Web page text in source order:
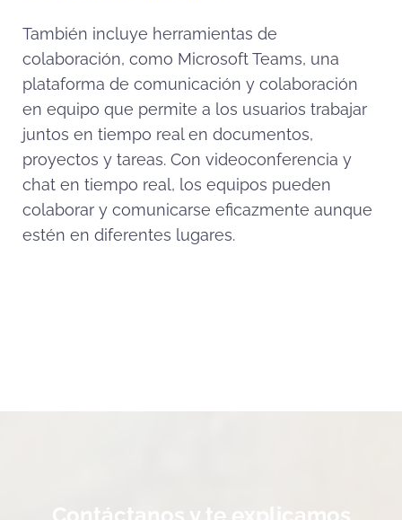
También incluye herramientas de
colaboración, como Microsoft Teams, una
plataforma de comunicación y colaboración
en equipo que permite a los usuarios trabajar
juntos en tiempo real en documentos,
proyectos y tareas. Con videoconferencia y
chat en tiempo real, los equipos pueden
colaborar y comunicarse eficazmente aunque
estén en diferentes lugares.